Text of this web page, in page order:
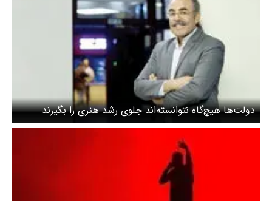
دولت‌ها هیچ‌گاه نتوانسته‌اند جلوی رشد هنری را بگیرند